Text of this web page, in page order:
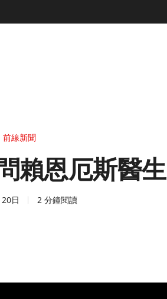
前線新聞
賴恩厄斯醫生
日 2 分鐘閱讀